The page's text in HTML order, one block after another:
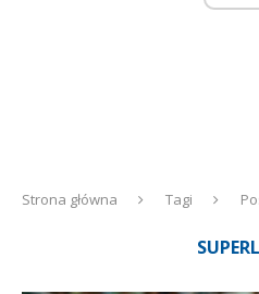
Strona główna Tagi